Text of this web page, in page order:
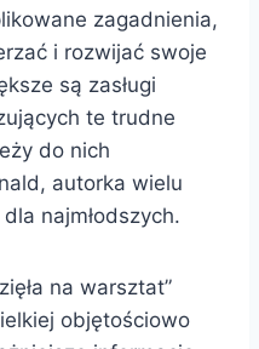
zagadnienia,
i rozwijać swoje
są zasługi
te trudne
do nich
autorka wielu
najmłodszych.
na warsztat”
objętościowo